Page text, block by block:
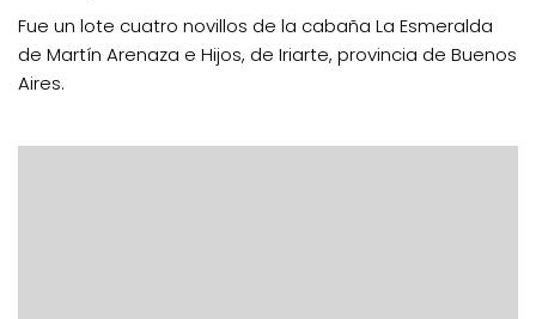
Fue un lote cuatro novillos de la cabaña La Esmeralda
de Martín Arenaza e Hijos, de Iriarte, provincia de Buenos
Aires.